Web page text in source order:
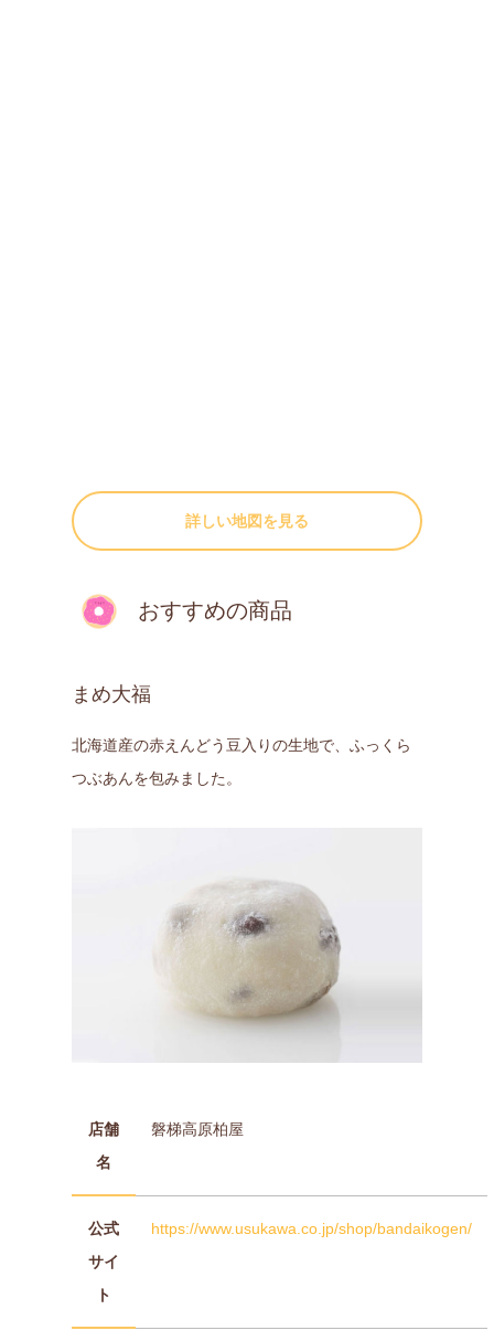
詳しい地図を見る
おすすめの商品
まめ大福
北海道産の赤えんどう豆入りの生地で、ふっくら
つぶあんを包みました。
店舗
名
磐梯高原柏屋
公式
サイ
ト
https://www.usukawa.co.jp/shop/bandaikogen/